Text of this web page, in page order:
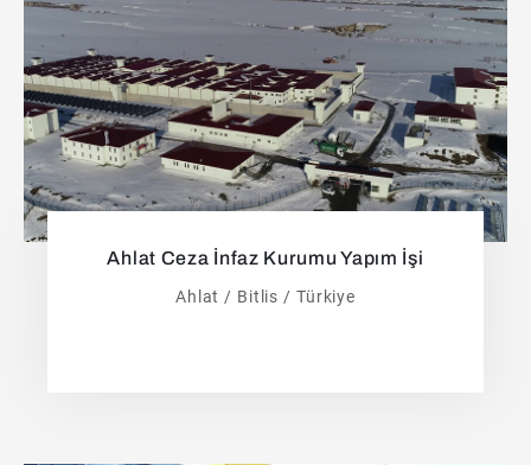
Ahlat Ceza İnfaz Kurumu Yapım İşi
Ahlat / Bitlis / Türkiye